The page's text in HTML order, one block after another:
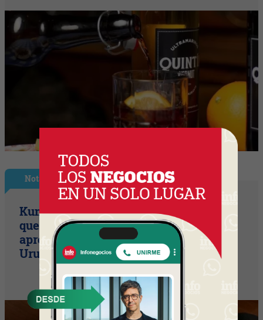
Nota Principal
Kumon, el método educativo japonés
que busca potenciar habilidades de
aprendizaje y llegar a 10 franquicias en
Uruguay en dos años